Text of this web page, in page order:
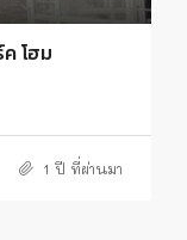
โฮม
1 ปี ที่ผ่านมา